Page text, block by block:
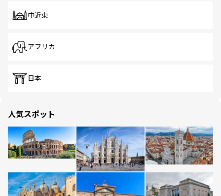
中近東
アフリカ
日本
人気スポット